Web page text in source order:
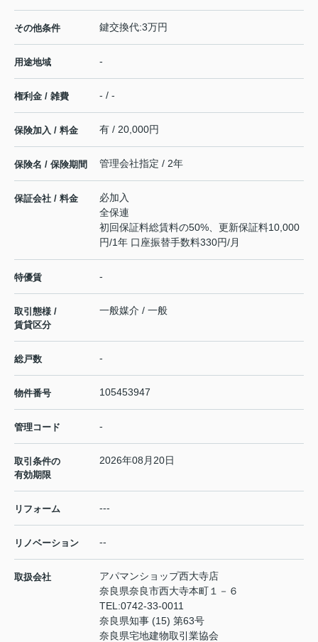
その他条件 鍵交換代:3万円
用途地域 -
権利金 / 雑費 - / -
保険加入 / 料金 有 / 20,000円
保険名 / 保険期間 管理会社指定 / 2年
保証会社 / 料金
必加入
全保連
初回保証料総賃料の50%、更新保証料10,000
円/1年 口座振替手数料330円/月
特優賃 -
取引態様 /
賃貸区分
一般媒介 / 一般
総戸数 -
物件番号 105453947
管理コード -
取引条件の
有効期限
2026年08月20日
リフォーム ---
リノベーション --
取扱会社
アパマンショップ西大寺店
奈良県奈良市西大寺本町１－６
TEL:0742-33-0011
奈良県知事 (15) 第63号
奈良県宅地建物取引業協会